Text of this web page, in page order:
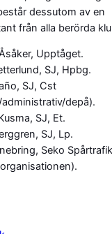
dessutom av en
från alla berörda
Upptåget.
SJ, Hpbg.
SJ, Cst
depå).
SJ, Et.
SJ, Lp.
Seko Spårtrafik